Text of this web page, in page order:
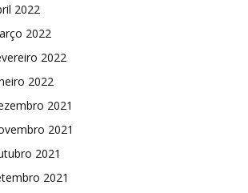
2022
2022
2022
2022
2021
2021
2021
2021